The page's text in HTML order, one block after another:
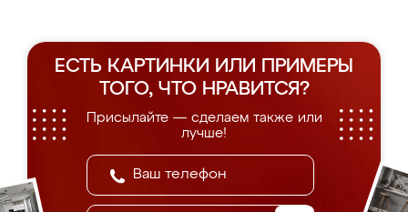
ЕСТЬ КАРТИНКИ ИЛИ ПРИМЕРЫ
ТОГО, ЧТО НРАВИТСЯ?
Присылайте — сделаем также или
лучше!